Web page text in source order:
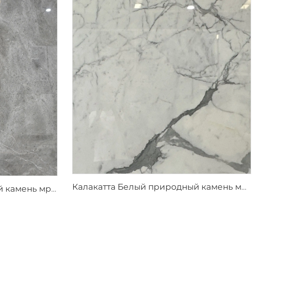
Айс Грей Серый природный камень мрамор с нерегулярными белыми трещинами-прожилками Калакатта Белый природный камень мрамор с серыми прожилками и узором